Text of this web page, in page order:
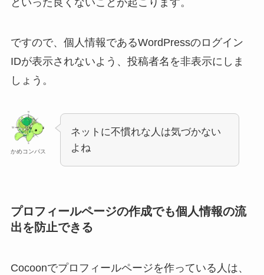
ですので、個人情報であるWordPressのログイン
IDが表示されないよう、投稿者名を非表示にしま
しょう。
かめコンパス
ネットに不慣れな人は気づかない
よね
プロフィールページの作成でも個人情報の流
出を防止できる
Cocoonでプロフィールページを作っている人は、